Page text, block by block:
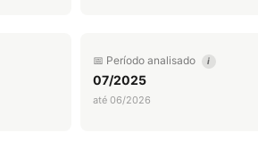
📅 Período analisado i
07/2025
até 06/2026